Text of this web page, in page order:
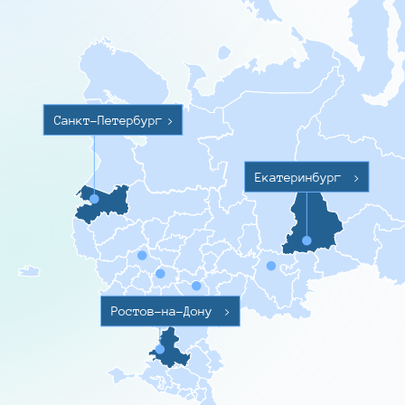
Санкт-Петербург >
Ростов-на-Дону >
Екатеринбург >